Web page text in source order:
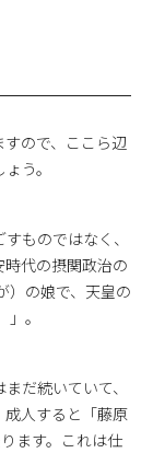
ので、ここら辺
う。
ものではなく、
代の摂関政治の
）の娘で、天皇の
。
だ続いていて、
人すると「藤原
ます。これは仕